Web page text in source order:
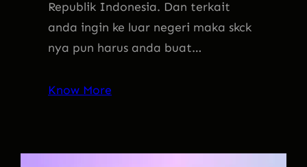
Republik Indonesia. Dan terkait
anda ingin ke luar negeri maka skck
nya pun harus anda buat…
Know More